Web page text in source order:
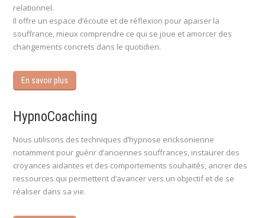
relationnel.
Il offre un espace d’écoute et de réflexion pour apaiser la
souffrance, mieux comprendre ce qui se joue et amorcer des
changements concrets dans le quotidien.
En savoir plus
HypnoCoaching
Nous utilisons des techniques d’hypnose ericksonienne
notamment pour guérir d’anciennes souffrances, instaurer des
croyances aidantes et des comportements souhaités, ancrer des
ressources qui permettent d’avancer vers un objectif et de se
réaliser dans sa vie.